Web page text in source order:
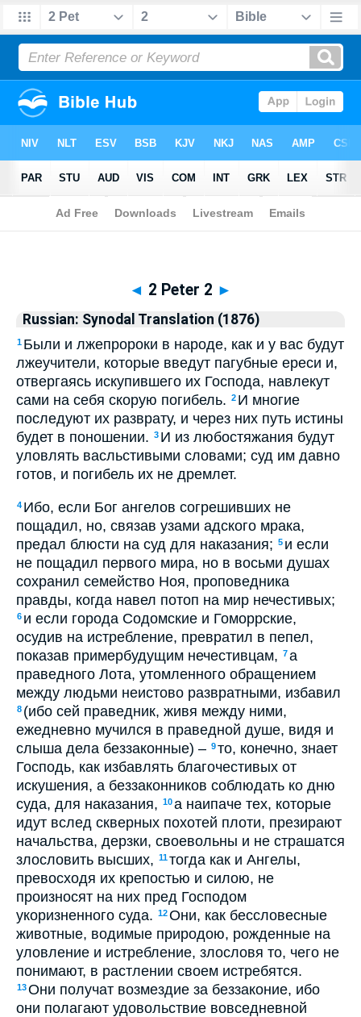
Biblia Russian: Synodal Translation (1876)> 2 Peter 2
◄ 2 Peter 2 ►
Russian: Synodal Translation (1876)
1 Были и лжепророки в народе, как и у вас будут
лжеучители, которые введут пагубные ереси и,
отвергаясь искупившего их Господа, навлекут
сами на себя скорую погибель. 2 И многие
последуют их разврату, и через них путь истины
будет в поношении. 3 И из любостяжания будут
уловлять васльстивыми словами; суд им давно
готов, и погибель их не дремлет.
4 Ибо, если Бог ангелов согрешивших не
пощадил, но, связав узами адского мрака,
предал блюсти на суд для наказания; 5 и если
не пощадил первого мира, но в восьми душах
сохранил семейство Ноя, проповедника
правды, когда навел потоп на мир нечестивых;
6 и если города Содомские и Гоморрские,
осудив на истребление, превратил в пепел,
показав примербудущим нечестивцам, 7а
праведного Лота, утомленного обращением
между людьми неистово развратными, избавил
8 (ибо сей праведник, живя между ними,
ежедневно мучился в праведной душе, видя и
слыша дела беззаконные) – 9то, конечно, знает
Господь, как избавлять благочестивых от
искушения, а беззаконников соблюдать ко дню
суда, для наказания, 10а наипаче тех, которые
идут вслед скверных похотей плоти, презирают
начальства, дерзки, своевольны и не страшатся
злословить высших, 11тогда как и Ангелы,
превосходя их крепостью и силою, не
произносят на них пред Господом
укоризненного суда. 12Они, как бессловесные
животные, водимые природою, рожденные на
уловление и истребление, злословя то, чего не
понимают, в растлении своем истребятся.
13Они получат возмездие за беззаконие, ибо
они полагают удовольствие вовседневной